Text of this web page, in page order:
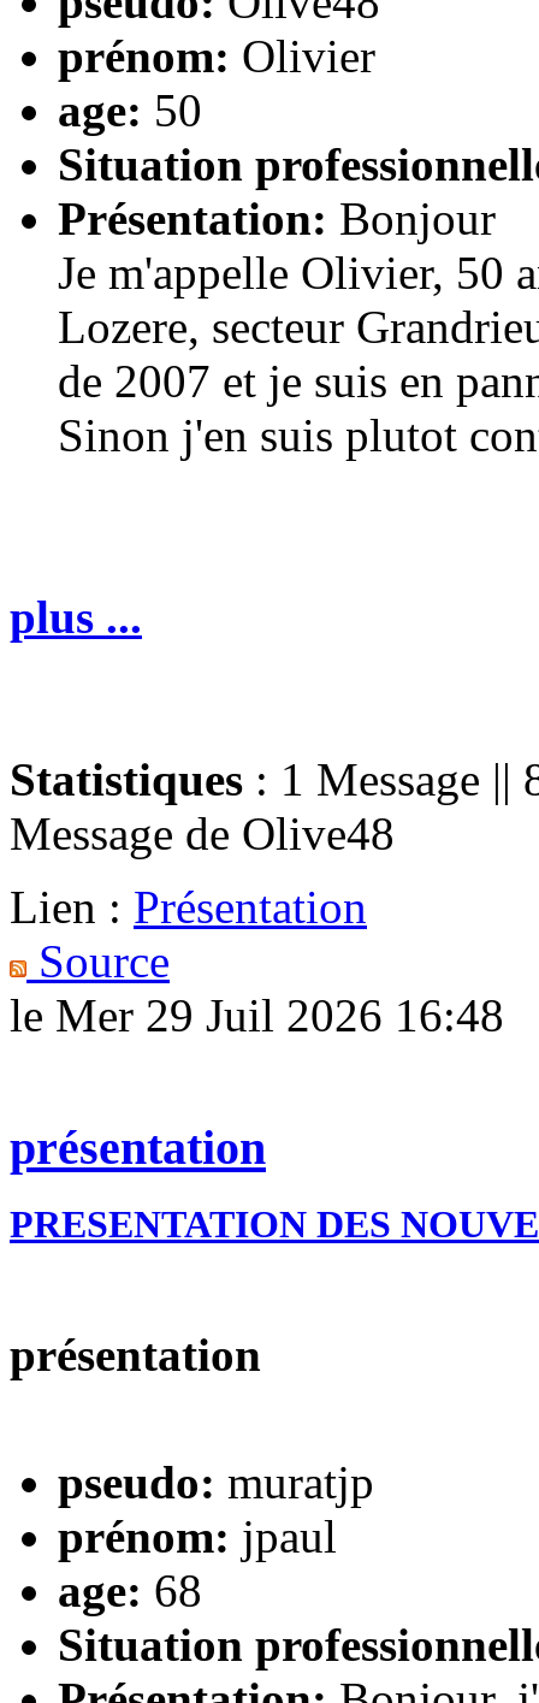
prénom: Olivier
age: 50
Situation
Présentation: Bonjour
Je m'appelle Olivier, 50
Lozere, secteur
de 2007 et je suis en
Sinon j'en suis plutot
plus ...
Statistiques : 1 Message ||
Message de Olive48
Lien : Présentation
Source
le Mer 29 Juil 2026 16:48
présentation
PRESENTATION DES
présentation
pseudo: muratjp
prénom: jpaul
age: 68
Situation